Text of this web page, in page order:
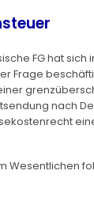
FG hat sich
Frage
nach
Wesentlichen